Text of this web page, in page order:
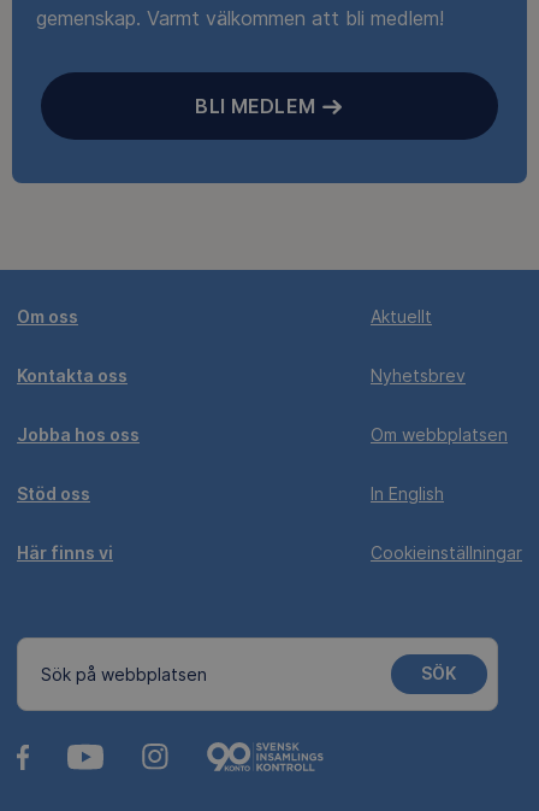
gemenskap. Varmt välkommen att bli medlem!
BLI MEDLEM
Om oss
Kontakta oss
Jobba hos oss
Stöd oss
Här finns vi
Aktuellt
Nyhetsbrev
Om webbplatsen
In English
Cookieinställningar
Sök på webbplatsen SÖK